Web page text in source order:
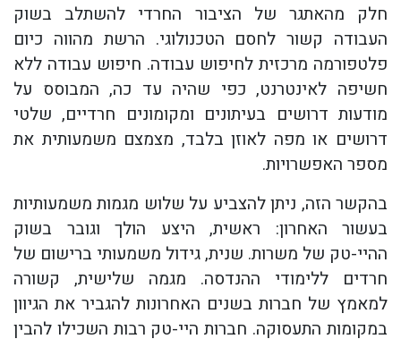
חלק מהאתגר של הציבור החרדי להשתלב בשוק
העבודה קשור לחסם הטכנולוגי. הרשת מהווה כיום
פלטפורמה מרכזית לחיפוש עבודה. חיפוש עבודה ללא
חשיפה לאינטרנט, כפי שהיה עד כה, המבוסס על
מודעות דרושים בעיתונים ומקומונים חרדיים, שלטי
דרושים או מפה לאוזן בלבד, מצמצם משמעותית את
מספר האפשרויות.
בהקשר הזה, ניתן להצביע על שלוש מגמות משמעותיות
בעשור האחרון: ראשית, היצע הולך וגובר בשוק
ההיי-טק של משרות. שנית, גידול משמעותי ברישום של
חרדים ללימודי ההנדסה. מגמה שלישית, קשורה
למאמץ של חברות בשנים האחרונות להגביר את הגיוון
במקומות התעסוקה. חברות היי-טק רבות השכילו להבין